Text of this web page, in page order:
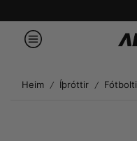
Heim / Íþróttir / Fótbolti